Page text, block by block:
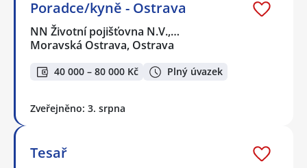
Poradce/kyně - Ostrava
NN Životní pojišťovna N.V.,…
Moravská Ostrava, Ostrava
40 000 – 80 000 Kč Plný úvazek
Zveřejněno: 3. srpna
Tesař